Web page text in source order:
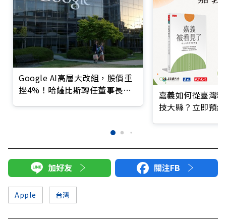
Google AI高層大改組，股價重
挫4%！哈薩比斯轉任董事長、
嘉義如何從臺灣
技大縣？立即預
加好友 關注FB
Apple 台灣